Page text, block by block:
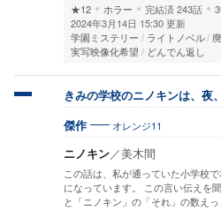
★12
ホラー 完結済243話
2024年3月14日 15:30 更新
学園ミステリー
ライトノベル
実写映像化希望
どんでん返し
きみの学校のニノキンは、夜
傑作 オレンジ11
ニノキン／美木間
この話は、私が通っていた小学校
になっています。 この言い伝えを
と「ニノキン」の「それ」の数え